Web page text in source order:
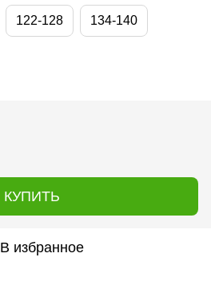
122-128 134-140
КУПИТЬ
В избранное